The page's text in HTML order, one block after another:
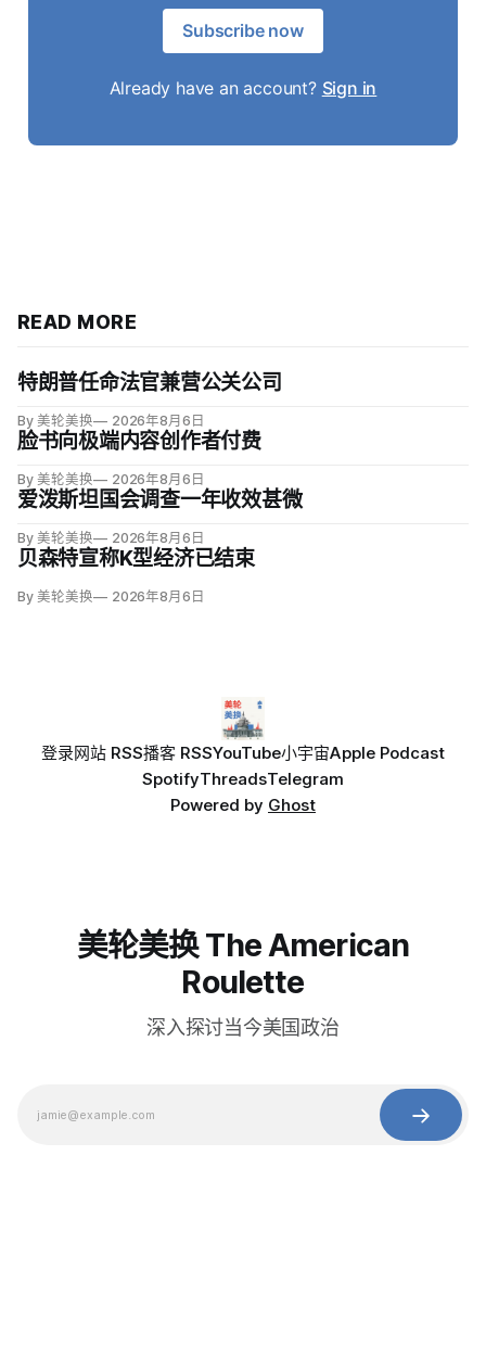
Subscribe now
Already have an account? Sign in
READ MORE
特朗普任命法官兼营公关公司
By 美轮美换 2026年8月6日
脸书向极端内容创作者付费
By 美轮美换 2026年8月6日
爱泼斯坦国会调查一年收效甚微
By 美轮美换 2026年8月6日
贝森特宣称K型经济已结束
By 美轮美换 2026年8月6日
登录网站 RSS播客 RSSYouTube小宇宙Apple Podcast
SpotifyThreadsTelegram
Powered by Ghost
美轮美换 The American
Roulette
深入探讨当今美国政治